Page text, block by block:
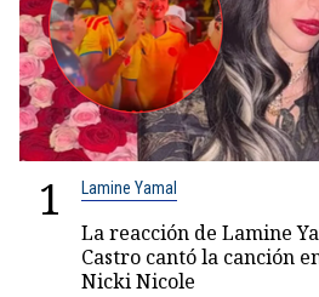
1 Lamine Yamal
La reacción de Lamine
Castro cantó la canción
Nicki Nicole